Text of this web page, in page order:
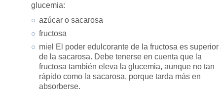
glucemia:
azúcar o sacarosa
fructosa
miel El poder edulcorante de la fructosa es superior
de la sacarosa. Debe tenerse en cuenta que la
fructosa también eleva la glucemia, aunque no tan
rápido como la sacarosa, porque tarda más en
absorberse.